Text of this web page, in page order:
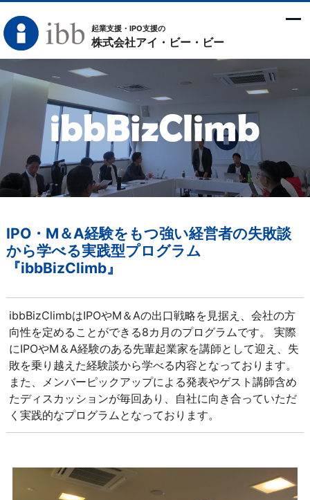
起業支援・IPO支援の
株式会社アイ・ビー・ビー
IPO・M＆A経験をもつ強い経営者の失敗談
から学べる実践型プログラム
『ibbBizClimb』
ibbBizClimbはIPOやM＆Aの出口戦略を見据え、会社の方
向性を定めることができる8カ月のプログラムです。 実際
にIPOやM＆A経験のある先輩起業家を講師として迎え、失
敗を乗り越えた経験談から学べる内容となっております。
また、メンバーピックアップによる発表やゲスト講師含め
たディスカッションが毎回あり、自社に向き合っていただ
く実践的なプログラムとなっております。